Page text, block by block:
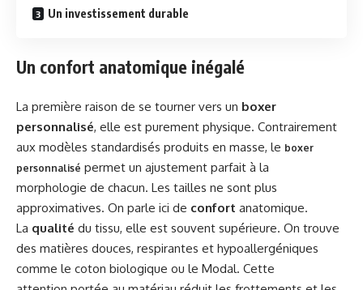
Un investissement durable
Un confort anatomique inégalé
La première raison de se tourner vers un boxer
personnalisé, elle est purement physique. Contrairement
aux modèles standardisés produits en masse, le boxer
personnalisé permet un ajustement parfait à la
morphologie de chacun. Les tailles ne sont plus
approximatives. On parle ici de confort anatomique.
La qualité du tissu, elle est souvent supérieure. On trouve
des matières douces, respirantes et hypoallergéniques
comme le coton biologique ou le Modal. Cette